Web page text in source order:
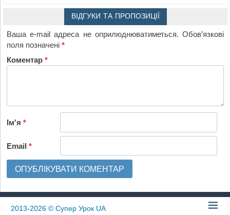
ВІДГУКИ ТА ПРОПОЗИЦІЇ
Ваша e-mail адреса не оприлюднюватиметься. Обов’язкові
поля позначені*
Коментар*
Ім'я*
Email*
2013-2026 © Супер Урок UA